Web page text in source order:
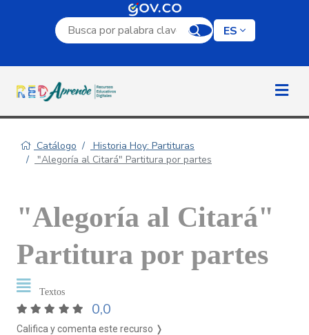
Campo de búsqueda por palabra clave
ES
Catálogo
Historia Hoy: Partituras
"Alegoría al Citará" Partitura por partes
"Alegoría al Citará"
Partitura por partes
Textos
0,0
Califica y comenta este recurso ❭